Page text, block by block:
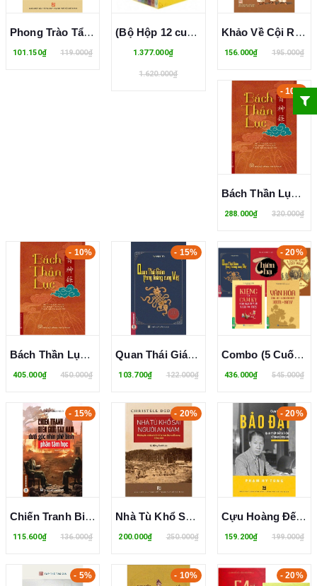
Phong Trào Tẩy Chay Khách Trú Năm 1919 Ở Nam Kỳ - Phạm Phúc Vĩnh
101.150₫ 119.000₫
(Bộ Hộp 12 cuốn Sách) Lịch Sử Việt Nam Bằng Tranh - Bộ Dày
1.377.000₫
1.620.000₫
Khảo Về Cội Rễ Dân An Nam
156.000₫ 195.000₫
- 10%
Bách Thần Lục (Bìa Mềm) Nguyễn Văn Tuân dịch chú, Dương Tuấn Anh hiệu đính​​​​​​​
288.000₫ 320.000₫
- 10%
Bách Thần Lục (Bìa Cứng) Nguyễn Văn Tuân dịch chú, Dương Tuấn Anh hiệu đính​​​​​​​
405.000₫ 450.000₫
- 15%
Quan Thái Giám Trong Hoàng Cung Việt - Phạm Minh Thảo
103.700₫ 122.000₫
- 20%
Combo (5 Cuốn Sách) Kho Tàng Lịch Sử Việt Nam + Thiên Hạ + Quan Thái Giám Trong Hoàng Cung Việt + Kiêng Và Cấm Kỵ Của Người Việt Xưa Và Nay + Văn Hóa Ứng Xử Của Người Việt Xưa Và Nay (Phạm Minh Thảo)
436.000₫ 545.000₫
- 15%
Chiến Tranh Biên Giới Tây Nam Dưới Góc Nhìn Phê Bình Phân Tâm Học - Phạm Khánh Duy
115.600₫ 136.000₫
- 20%
Nhà Tù Khổ Sai Người An Nam - Những Tù Chính Trị Bị Lưu Đày Cuối Cùng Ở Guyan - Christèle Dedebant
200.000₫ 250.000₫
- 20%
Cựu Hoàng Đế Bảo Đại Qua Một Số Tư Liệu Chưa Công Bố - Phạm Hy Tùng
159.200₫ 199.000₫
- 5% - 10% - 20%